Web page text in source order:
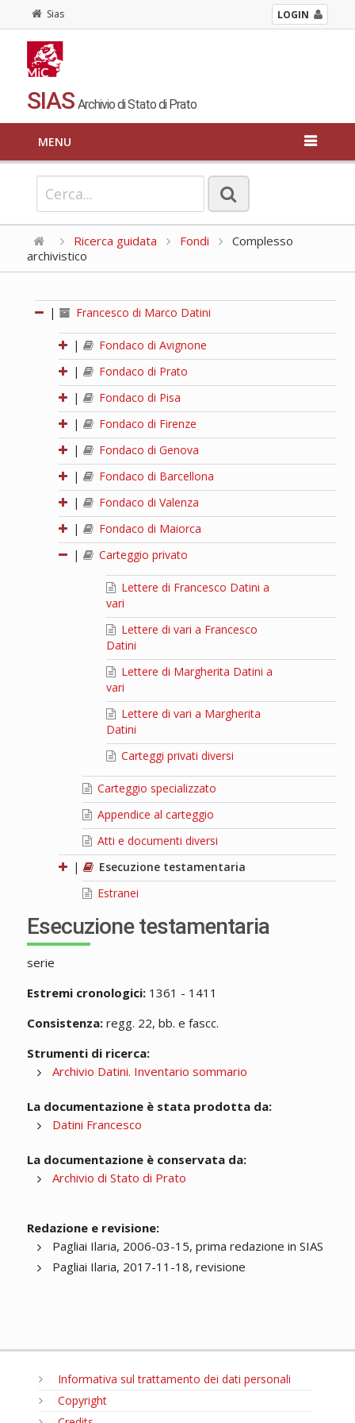
Sias LOGIN
SIAS Archivio di Stato di Prato
MENU
Ricerca guidata Fondi
Complesso
archivistico
| Francesco di Marco Datini
|
Fondaco di Avignone
|
Fondaco di Prato
|
Fondaco di Pisa
|
Fondaco di Firenze
|
Fondaco di Genova
|
Fondaco di Barcellona
|
Fondaco di Valenza
|
Fondaco di Maiorca
|
Carteggio privato
Lettere di Francesco Datini a
vari
Lettere di vari a Francesco
Datini
Lettere di Margherita Datini a
vari
Lettere di vari a Margherita
Datini
Carteggi privati diversi
Carteggio specializzato
Appendice al carteggio
Atti e documenti diversi
|
Esecuzione testamentaria
Estranei
Esecuzione testamentaria
serie
Estremi cronologici:1361 - 1411
Consistenza:regg. 22, bb. e fascc.
Strumenti di ricerca:
Archivio Datini. Inventario sommario
La documentazione è stata prodotta da:
Datini Francesco
La documentazione è conservata da:
Archivio di Stato di Prato
Redazione e revisione:
Pagliai Ilaria, 2006-03-15, prima redazione in SIAS
Pagliai Ilaria, 2017-11-18, revisione
Informativa sul trattamento dei dati personali
Copyright